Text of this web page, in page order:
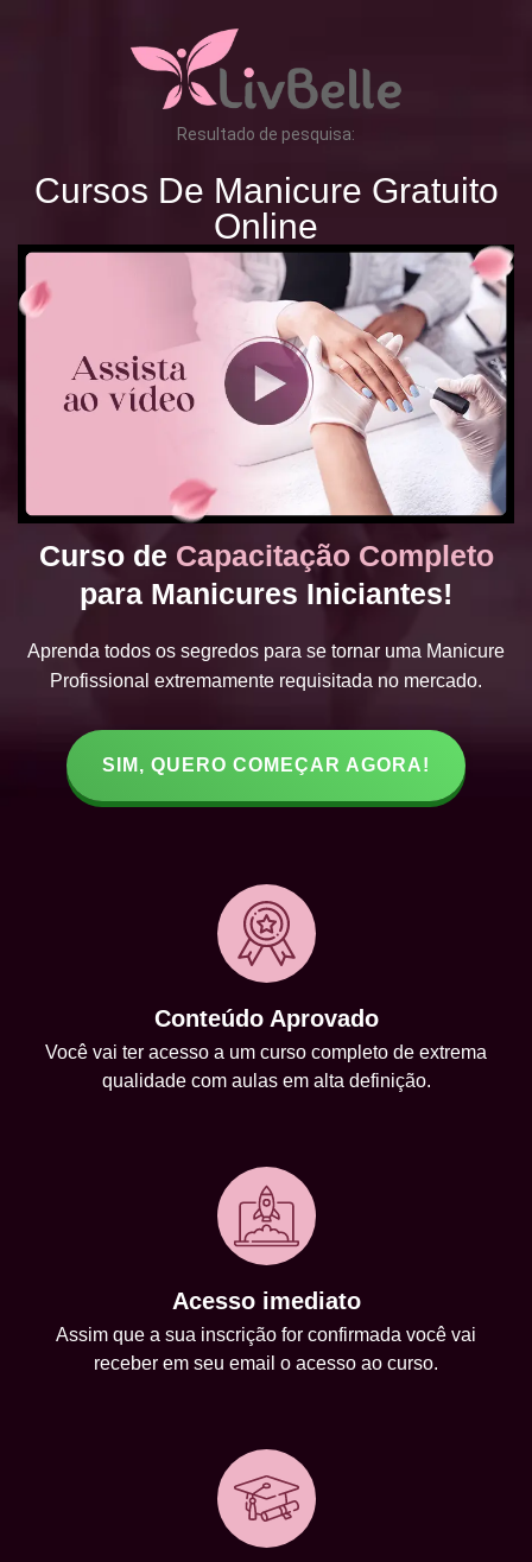
Resultado de pesquisa:
Cursos De Manicure Gratuito
Online
Curso de Capacitação Completo
para Manicures Iniciantes!
Aprenda todos os segredos para se tornar uma Manicure
Profissional extremamente requisitada no mercado.
SIM, QUERO COMEÇAR AGORA!
Conteúdo Aprovado
Você vai ter acesso a um curso completo de extrema
qualidade com aulas em alta definição.
Acesso imediato
Assim que a sua inscrição for confirmada você vai
receber em seu email o acesso ao curso.